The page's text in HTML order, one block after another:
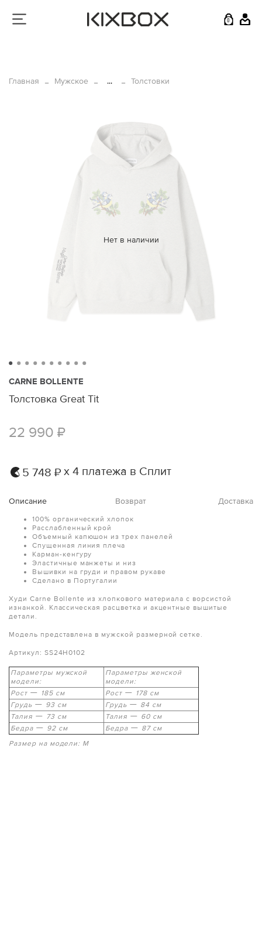
0
Главная Мужское ... Толстовки
Нет в наличии
CARNE BOLLENTE
Толстовка Great Tit
22 990 ₽
5 748 ₽ х 4 платежа в Сплит
Описание Возврат Доставка
100% органический хлопок
Расслабленный крой
Объемный капюшон из трех панелей
Спущенная линия плеча
Карман-кенгуру
Эластичные манжеты и низ
Вышивки на груди и правом рукаве
Сделано в Португалии
Худи Carne Bollente из хлопкового материала с ворсистой
изнанкой. Классическая расцветка и акцентные вышитые
детали.
Модель представлена в мужской размерной сетке.
Артикул: SS24H0102
Размер на модели: M
Параметры мужской
модели:
Параметры женской
модели:
Рост — 185 см Рост — 178 см
Грудь — 93 см Грудь — 84 см
Талия — 73 см Талия — 60 см
Бедра — 92 см Бедра — 87 см